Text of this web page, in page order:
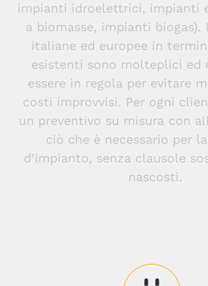
impianti idroelettrici, impianti
a biomasse, impianti biogas).
italiane ed europee in
esistenti sono molteplici ed
essere in regola per evitare
costi improvvisi. Per ogni
un preventivo su misura con
ciò che è necessario per
d’impianto, senza clausole
nascosti.